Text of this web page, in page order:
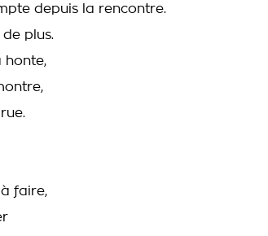
depuis la rencontre.
plus.
honte,
faire,